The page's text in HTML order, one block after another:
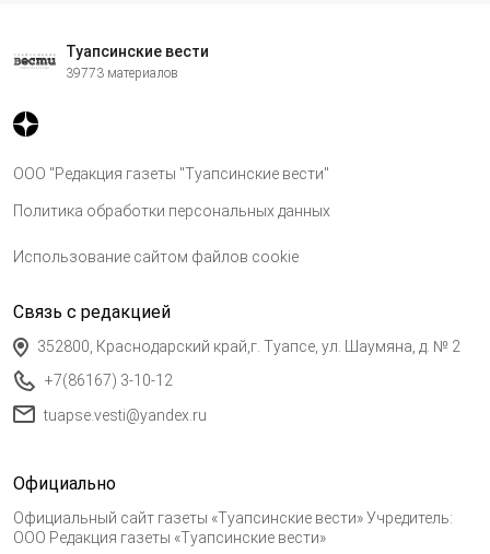
Туапсинские вести
39773 материалов
ООО "Редакция газеты "Туапсинские вести"
Политика обработки персональных данных
Использование сайтом файлов cookie
Связь с редакцией
352800, Краснодарский край,г. Туапсе, ул. Шаумяна, д. № 2
+7(86167) 3-10-12
tuapse.vesti@yandex.ru
Официально
Официальный сайт газеты «Туапсинские вести» Учредитель:
ООО Редакция газеты «Туапсинские вести»